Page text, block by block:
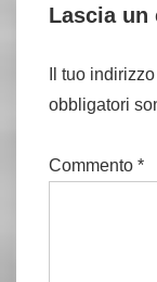
Lascia un
Il tuo
obbligatori
Commento *